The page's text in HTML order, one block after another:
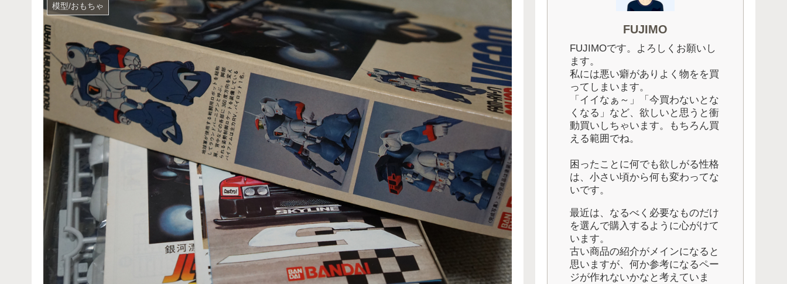
模型/おもちゃ
FUJIMO
FUJIMOです。よろしくお願いし
ます。
私には悪い癖がありよく物をを買
ってしまいます。
「イイなぁ～」「今買わないとな
くなる」など、欲しいと思うと衝
動買いしちゃいます。もちろん買
える範囲でね。
困ったことに何でも欲しがる性格
は、小さい頃から何も変わってな
いです。
最近は、なるべく必要なものだけ
を選んで購入するように心がけて
います。
古い商品の紹介がメインになると
思いますが、何か参考になるペー
ジが作れないかなと考えていま